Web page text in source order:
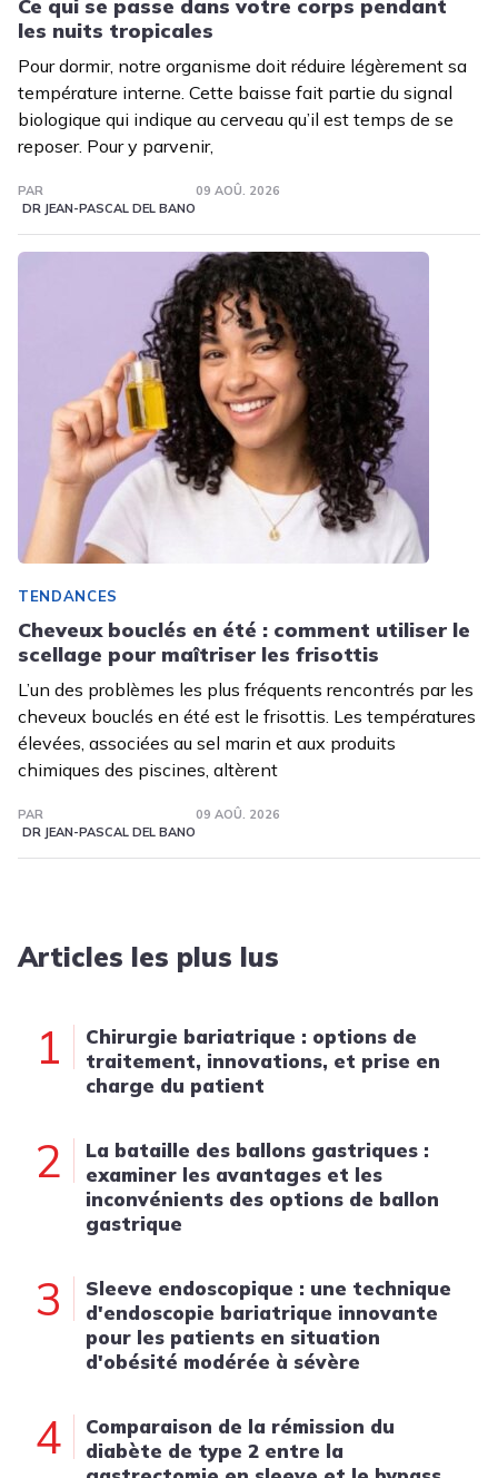
Ce qui se passe dans votre corps pendant
les nuits tropicales
Pour dormir, notre organisme doit réduire légèrement sa
température interne. Cette baisse fait partie du signal
biologique qui indique au cerveau qu’il est temps de se
reposer. Pour y parvenir,
PAR
DR JEAN-PASCAL DEL BANO
09 AOÛ. 2026
TENDANCES
Cheveux bouclés en été : comment utiliser le
scellage pour maîtriser les frisottis
L’un des problèmes les plus fréquents rencontrés par les
cheveux bouclés en été est le frisottis. Les températures
élevées, associées au sel marin et aux produits
chimiques des piscines, altèrent
PAR
DR JEAN-PASCAL DEL BANO
09 AOÛ. 2026
Articles les plus lus
1
Chirurgie bariatrique : options de
traitement, innovations, et prise en
charge du patient
2
La bataille des ballons gastriques :
examiner les avantages et les
inconvénients des options de ballon
gastrique
3
Sleeve endoscopique : une technique
d'endoscopie bariatrique innovante
pour les patients en situation
d'obésité modérée à sévère
4
Comparaison de la rémission du
diabète de type 2 entre la